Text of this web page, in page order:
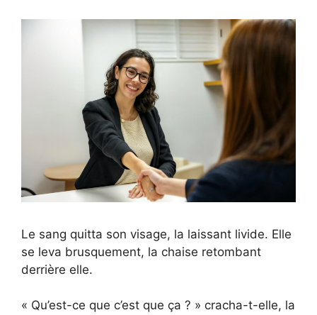
Le sang quitta son visage, la laissant livide. Elle
se leva brusquement, la chaise retombant
derrière elle.
« Qu’est-ce que c’est que ça ? » cracha-t-elle, la